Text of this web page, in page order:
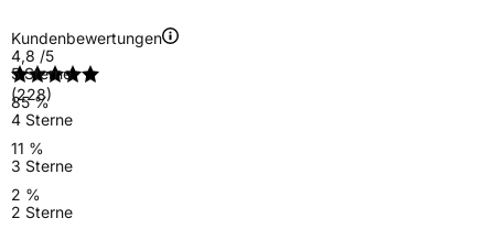
Kundenbewertungen
4,8 /5
(228)
5 Sterne
85 %
4 Sterne
11 %
3 Sterne
2 %
2 Sterne